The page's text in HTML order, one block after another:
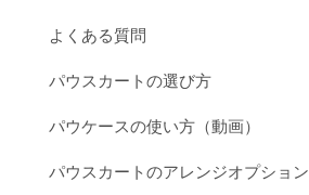
よくある質問
パウスカートの選び方
パウケースの使い方（動画）
パウスカートのアレンジオプション